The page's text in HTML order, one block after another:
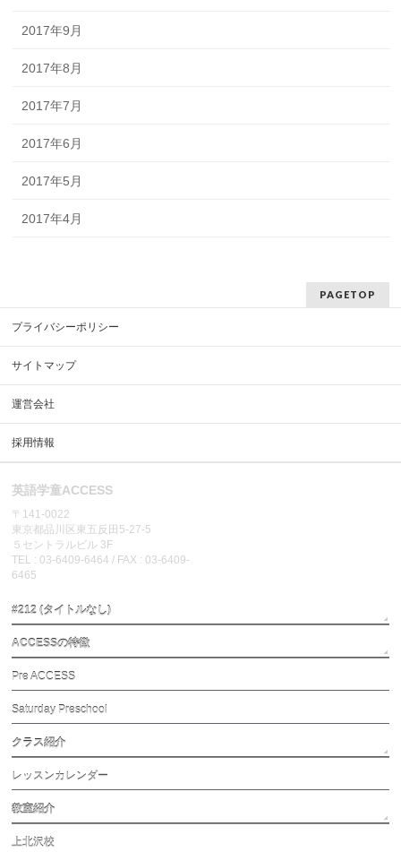
2017年9月
2017年8月
2017年7月
2017年6月
2017年5月
2017年4月
PAGETOP
プライバシーポリシー
サイトマップ
運営会社
採用情報
英語学童ACCESS
〒141-0022
東京都品川区東五反田5-27-5
５セントラルビル 3F
TEL : 03-6409-6464 / FAX : 03-6409-
6465
#212 (タイトルなし)
ACCESSの特徴
Pre ACCESS
Saturday Preschool
クラス紹介
レッスンカレンダー
教室紹介
上北沢校